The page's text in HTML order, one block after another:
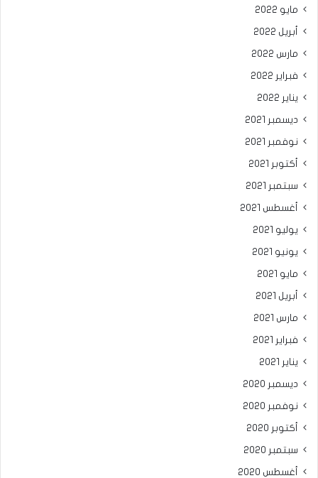
مايو 2022
أبريل 2022
مارس 2022
فبراير 2022
يناير 2022
ديسمبر 2021
نوفمبر 2021
أكتوبر 2021
سبتمبر 2021
أغسطس 2021
يوليو 2021
يونيو 2021
مايو 2021
أبريل 2021
مارس 2021
فبراير 2021
يناير 2021
ديسمبر 2020
نوفمبر 2020
أكتوبر 2020
سبتمبر 2020
أغسطس 2020